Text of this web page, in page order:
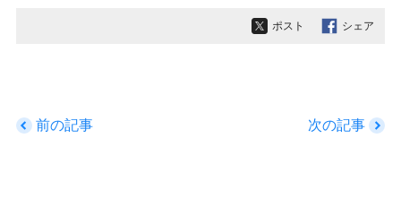
ポスト シェア
前の記事 次の記事